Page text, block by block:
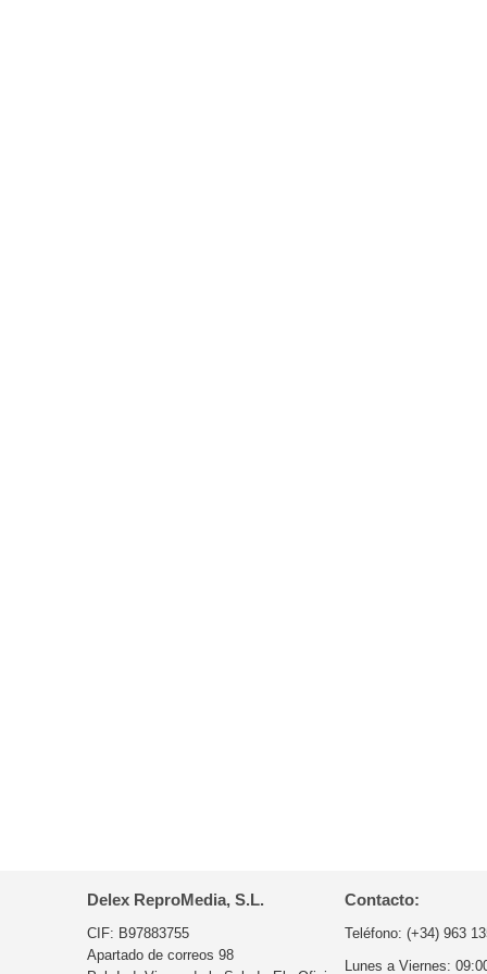
Delex ReproMedia, S.L.
CIF: B97883755
Apartado de correos 98
Contacto:
Teléfono: (+34) 963
Lunes a Viernes: